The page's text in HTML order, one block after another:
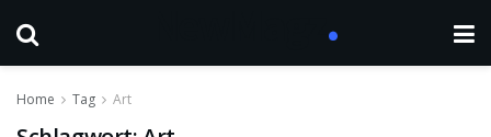
Home Tag Art